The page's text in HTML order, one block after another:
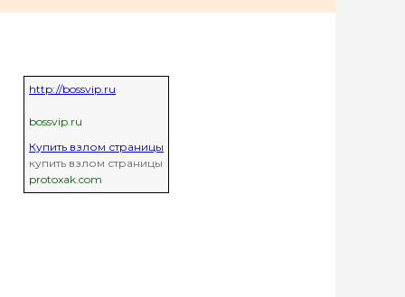
http://bossvip.ru
bossvip.ru
Купить взлом страницы
купить взлом страницы
protoxak.com